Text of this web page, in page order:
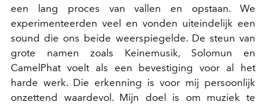
een lang proces van vallen en opstaan. We
experimenteerden veel en vonden uiteindelijk een
sound die ons beide weerspiegelde. De steun van
grote namen zoals Keinemusik, Solomun en
CamelPhat voelt als een bevestiging voor al het
harde werk. Die erkenning is voor mij persoonlijk
onzettend waardevol. Mijn doel is om muziek te